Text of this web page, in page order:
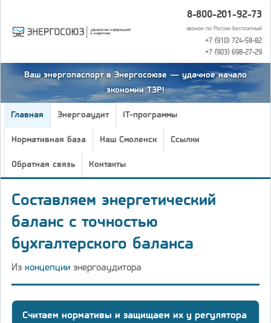
8-800-201-92-73
звонок по России бесплатный
+7 (910) 724-58-82
+7 (903) 698-27-29
Ваш энергопаспорт в Энергосоюзе — удачное начало
экономии ТЭР!
Главная Энергоаудит IT-программы
Нормативная база Наш Смоленск Ссылки
Обратная связь Контакты
Составляем энергетический
баланс с точностью
бухгалтерского баланса
Из концепции энергоаудитора
Считаем нормативы и защищаем их у регулятора